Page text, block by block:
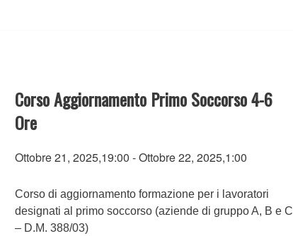
Corso Aggiornamento Primo Soccorso 4-6
Ore
Ottobre 21, 2025,19:00 -Ottobre 22, 2025,1:00
Corso di aggiornamento formazione per i lavoratori
designati al primo soccorso (aziende di gruppo A, B e C
– D.M. 388/03)